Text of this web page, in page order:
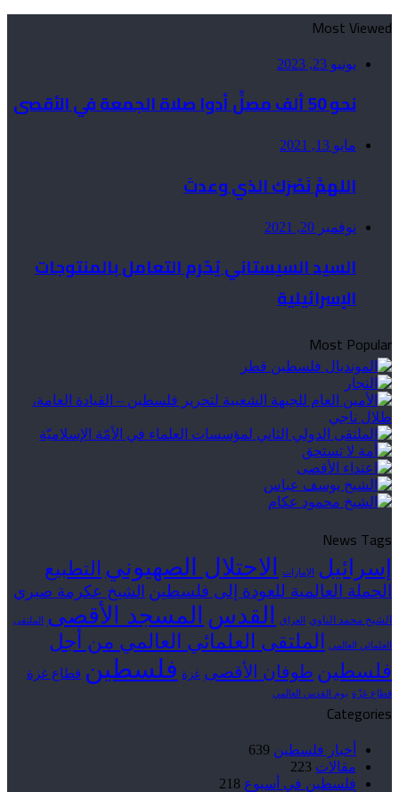
Most Viewed
يونيو 23, 2023
نحو 50 ألف مصلٍّ أدوا صلاة الجمعة في الأقصى
مايو 13, 2021
اللهمَّ نَصْرَك الذي وعدتَ
نوفمبر 20, 2021
السيد السيستاني يُحّرم التعامل بالمنتوجات
الإسرائيلية
Most Popular
News Tags
إسرائيل الإمارات الاحتلال الصهيوني التطبيع
الحملة العالمية للعودة إلى فلسطين الشيخ عكرمة صبري
الشيخ محمد الناوي العراق القدس المسجد الأقصى الملتقى
العلمائي العالمي الملتقى العلمائي العالمي من أجل
فلسطين طوفان الأقصى غزة فلسطين قطاع غزة
قطاع غزّة يوم القدس العالمي
Categories
أخبار فلسطين 639
مقالات 223
فلسطين في أسبوع 218